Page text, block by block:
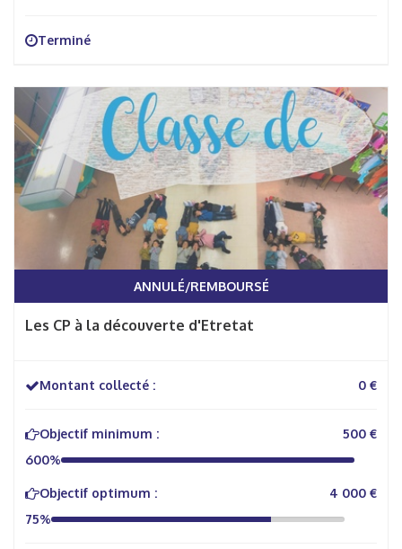
Terminé
ANNULÉ/REMBOURSÉ
Les CP à la découverte d'Etretat
Montant collecté : 0 €
Objectif minimum :
500 €
600%
Objectif optimum :
4 000 €
75%